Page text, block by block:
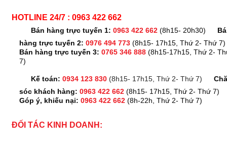
HOTLINE 24/7 : 0963 422 662
Bán hàng trực tuyến 1: 0963 422 662 (8h15- 20h30)
hàng trực tuyến 2: 0976 494 773 (8h15- 17h15, Thứ 2- Thứ 7)
Bán hàng trực tuyến 3: 0765 346 888 (8h15-17h15, Thứ 2-
7)
Kế toán: 0934 123 830 (8h15- 17h15, Thứ 2- Thứ 7)
sóc khách hàng: 0963 422 662 (8h15- 17h15, Thứ 2- Thứ 7)
Góp ý, khiếu nại: 0963 422 662 (8h-22h, Thứ 2- Thứ 7)
ĐỐI TÁC KINH DOANH: